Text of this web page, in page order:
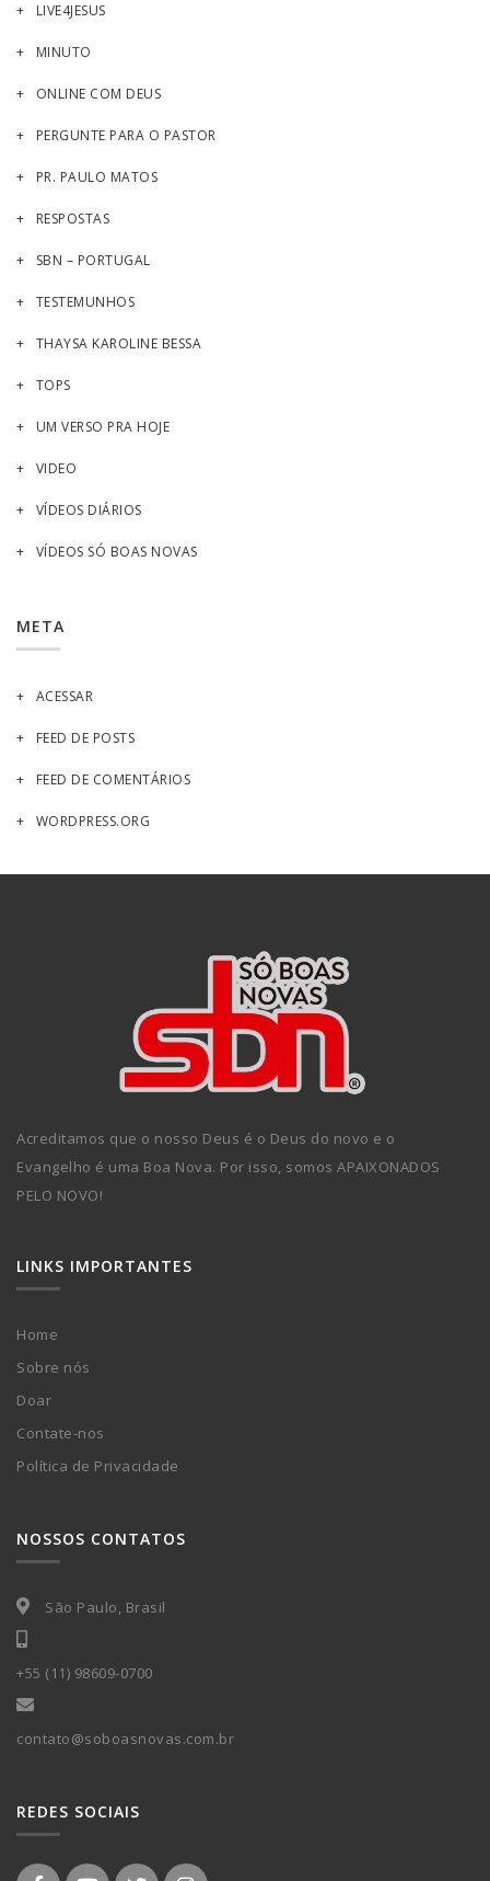
LIVE4JESUS
MINUTO
ONLINE COM DEUS
PERGUNTE PARA O PASTOR
PR. PAULO MATOS
RESPOSTAS
SBN – PORTUGAL
TESTEMUNHOS
THAYSA KAROLINE BESSA
TOPS
UM VERSO PRA HOJE
VIDEO
VÍDEOS DIÁRIOS
VÍDEOS SÓ BOAS NOVAS
META
ACESSAR
FEED DE POSTS
FEED DE COMENTÁRIOS
WORDPRESS.ORG
Acreditamos que o nosso Deus é o Deus do novo e o
Evangelho é uma Boa Nova. Por isso, somos APAIXONADOS
PELO NOVO!
LINKS IMPORTANTES
Home
Sobre nós
Doar
Contate-nos
Política de Privacidade
NOSSOS CONTATOS
São Paulo, Brasil
+55 (11) 98609-0700
contato@soboasnovas.com.br
REDES SOCIAIS